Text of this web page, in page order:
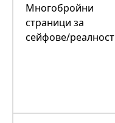
Многобройни
страници за
сейфове/реалност